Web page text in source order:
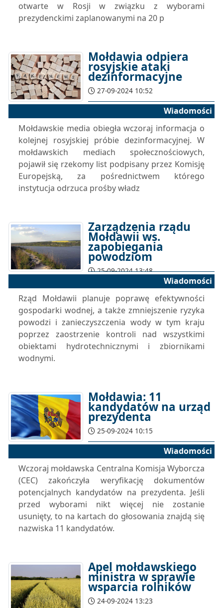
otwarte w Rosji w związku z wyborami
prezydenckimi zaplanowanymi na 20 p
Mołdawia odpiera
rosyjskie ataki
dezinformacyjne
27-09-2024 10:52
Wiadomości
Mołdawskie media obiegła wczoraj informacja o
kolejnej rosyjskiej próbie dezinformacyjnej. W
mołdawskich mediach społecznościowych,
pojawił się rzekomy list podpisany przez Komisję
Europejską, za pośrednictwem którego
instytucja odrzuca prośby władz
Zarządzenia rządu
Mołdawii ws.
zapobiegania
powodziom
25-09-2024 13:48
Wiadomości
Rząd Mołdawii planuje poprawę efektywności
gospodarki wodnej, a także zmniejszenie ryzyka
powodzi i zanieczyszczenia wody w tym kraju
poprzez zaostrzenie kontroli nad wszystkimi
obiektami hydrotechnicznymi i zbiornikami
wodnymi.
Mołdawia: 11
kandydatów na urząd
prezydenta
25-09-2024 10:15
Wiadomości
Wczoraj mołdawska Centralna Komisja Wyborcza
(CEC) zakończyła weryfikację dokumentów
potencjalnych kandydatów na prezydenta. Jeśli
przed wyborami nikt więcej nie zostanie
usunięty, to na kartach do głosowania znajdą się
nazwiska 11 kandydatów.
Apel mołdawskiego
ministra w sprawie
wsparcia rolników
24-09-2024 13:23